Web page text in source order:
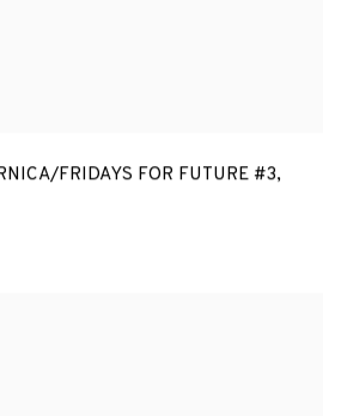
FRIDAYS FOR FUTURE #3,